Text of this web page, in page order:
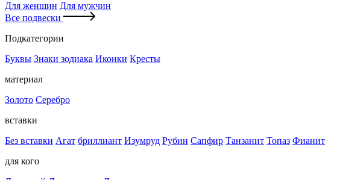
Для женщин Для мужчин
Все подвески
Подкатегории
Буквы Знаки зодиака Иконки Кресты
материал
Золото Серебро
вставки
Без вставки Агат бриллиант Изумруд Рубин Сапфир Танзанит Топаз Фианит
для кого